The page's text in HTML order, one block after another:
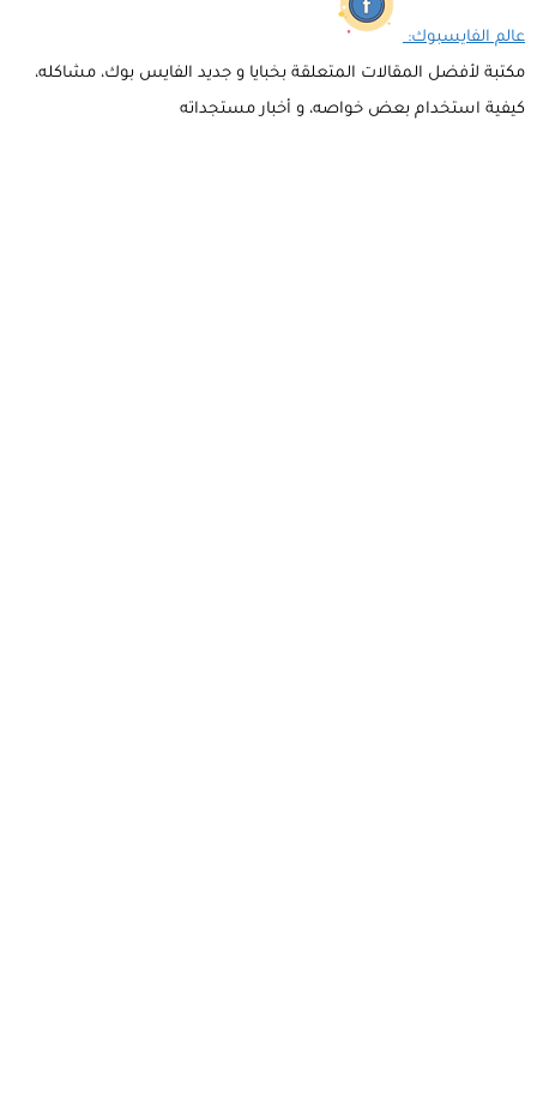
عالم الفايسبوك:
مكتبة لأفضل المقالات المتعلقة بخبايا و جديد الفايس بوك، مشاكله،
كيفية استخدام بعض خواصه، و أخبار مستجداته